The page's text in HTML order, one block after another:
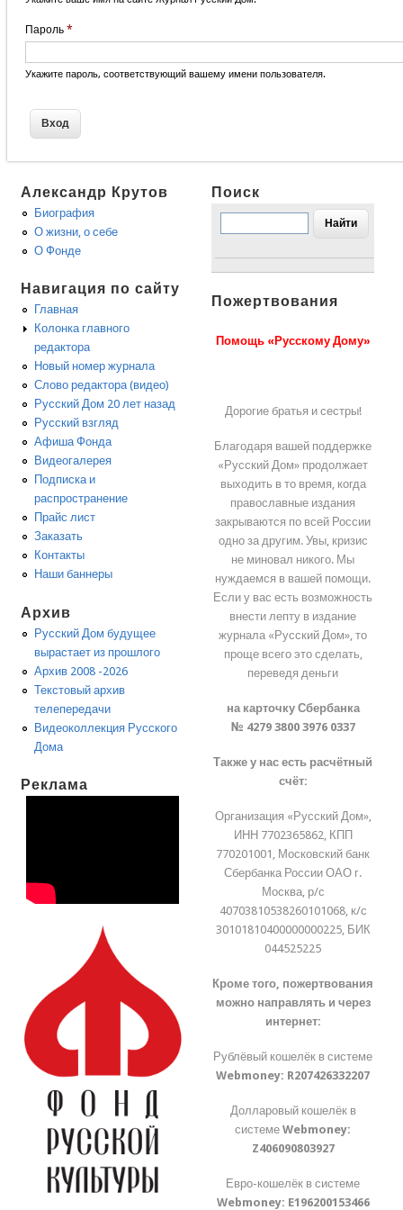
Пароль *
Укажите пароль, соответствующий вашему имени пользователя.
Александр Крутов
Биография
О жизни, о себе
О Фонде
Навигация по сайту
Главная
Колонка главного
редактора
Новый номер журнала
Слово редактора (видео)
Русский Дом 20 лет назад
Русский взгляд
Афиша Фонда
Видеогалерея
Подписка и
распространение
Прайс лист
Заказать
Контакты
Наши баннеры
Архив
Русский Дом будущее
вырастает из прошлого
Архив 2008 -2026
Текстовый архив
телепередачи
Видеоколлекция Русского
Дома
Реклама
Поиск
Пожертвования
Помощь «Русскому Дому»
Дорогие братья и сестры!
Благодаря вашей поддержке
«Русский Дом» продолжает
выходить в то время, когда
православные издания
закрываются по всей России
одно за другим. Увы, кризис
не миновал никого. Мы
нуждаемся в вашей помощи.
Если у вас есть возможность
внести лепту в издание
журнала «Русский Дом», то
проще всего это сделать,
переведя деньги
на карточку Сбербанка
№ 4279 3800 3976 0337
Также у нас есть расчётный
счёт:
Организация «Русский Дом»,
ИНН 7702365862, КПП
770201001, Московский банк
Сбербанка России ОАО г.
Москва, р/с
40703810538260101068, к/с
30101810400000000225, БИК
044525225
Кроме того, пожертвования
можно направлять и через
интернет:
Рублёвый кошелёк в системе
Webmoney: R207426332207
Долларовый кошелёк в
системеWebmoney:
Z406090803927
Евро-кошелёк в системе
Webmoney: E196200153466